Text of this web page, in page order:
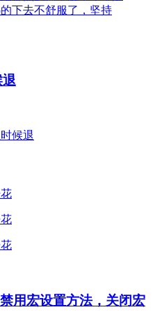
用宏设置方法，关闭宏